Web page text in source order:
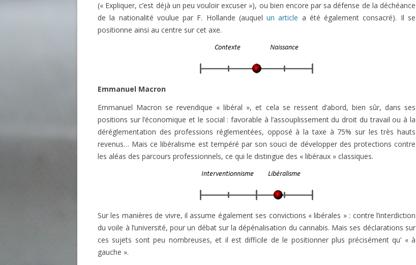
(« Expliquer, c’est déjà un peu vouloir excuser »), ou bien encore par sa défense de la déchéance
de la nationalité voulue par F. Hollande (auquelun article a été également consacré). Il se
positionne ainsi au centre sur cet axe.
Emmanuel Macron
Emmanuel Macron se revendique « libéral », et cela se ressent d’abord, bien sûr, dans ses
positions sur l’économique et le social : favorable à l’assouplissement du droit du travail ou à la
déréglementation des professions réglementées, opposé à la taxe à 75% sur les très hauts
revenus… Mais ce libéralisme est tempéré par son souci de développer des protections contre
les aléas des parcours professionnels, ce qui le distingue des « libéraux » classiques.
Sur les manières de vivre, il assume également ses convictions « libérales » : contre l’interdiction
du voile à l’université, pour un débat sur la dépénalisation du cannabis. Mais ses déclarations sur
ces sujets sont peu nombreuses, et il est difficile de le positionner plus précisément qu’ « à
gauche ».